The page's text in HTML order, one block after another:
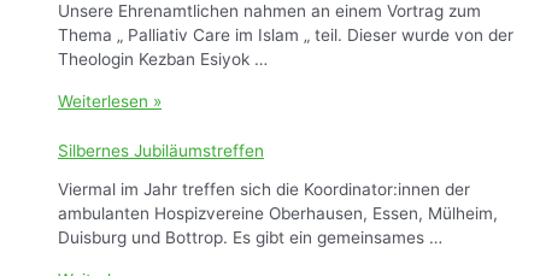
e
r
b
a
n
2
–
A
n
Unsere Ehrenamtlichen nahmen an einem Vortrag zum
Thema „ Palliativ Care im Islam „ teil. Dieser wurde von der
Theologin Kezban Esiyok …
P
l
a
t
Weiterlesen »
Silbernes Jubiläumstreffen
Viermal im Jahr treffen sich die Koordinator:innen der
ambulanten Hospizvereine Oberhausen, Essen, Mülheim,
Duisburg und Bottrop. Es gibt ein gemeinsames …